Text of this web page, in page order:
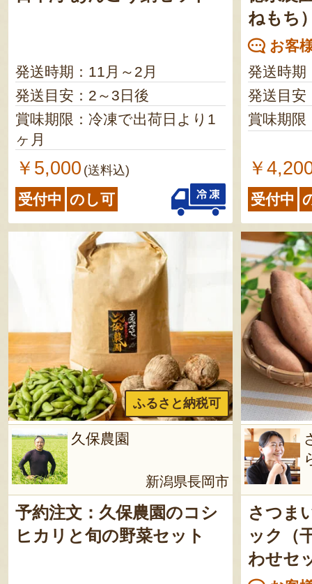
発送時期：11月～2月
発送目安：2～3日後
賞味期限：冷凍で出荷日より1
ヶ月
￥5,000 (送料込)
受付中 のし可
ねもち
お客
発送時期
発送目安
賞味期限
￥
受付中
ふるさと納税可
久保農園
新潟県長岡市
予約注文：久保農園のコシ
ヒカリと旬の野菜セット
さつま
ック（
わせセ